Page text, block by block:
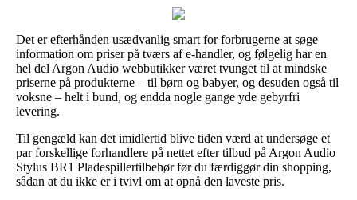
Det er efterhånden usædvanlig smart for forbrugerne at søge
information om priser på tværs af e-handler, og følgelig har en
hel del Argon Audio webbutikker været tvunget til at mindske
priserne på produkterne – til børn og babyer, og desuden også til
voksne – helt i bund, og endda nogle gange yde gebyrfri
levering.
Til gengæld kan det imidlertid blive tiden værd at undersøge et
par forskellige forhandlere på nettet efter tilbud på Argon Audio
Stylus BR1 Pladespillertilbehør før du færdiggør din shopping,
sådan at du ikke er i tvivl om at opnå den laveste pris.